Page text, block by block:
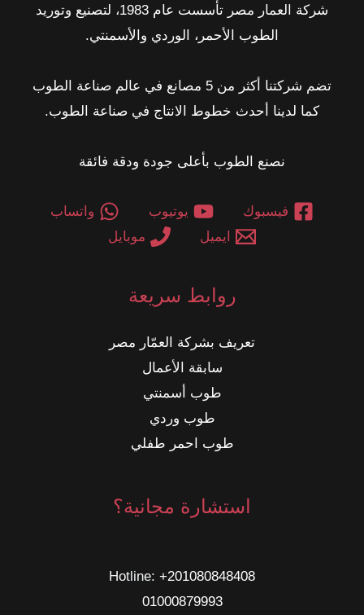
شركة العمار مصر تأسست عام 1983، لتصنيع وتوريد
الطوب الأحمر، الوردي والأسمنتي.
تضم شركتنا أكثر من 5 مصانع في عالم صناعة الطوب
كما لدينا أحدث خطوط الانتاج في صناعة الطوب.
نصنع الطوب بأعلى جودة ودقة فائقة
فيسبوك يوتيوب
واتساب
ايميل
موبايل
روابط سريعة
تعريف بشركة العمّار مصر
سابقة الأعمال
طوب أسمنتي
طوب وردي
طوب احمر طفلي
استشارة مجانية؟
Hotline: ‎ +201080848408
01000879993